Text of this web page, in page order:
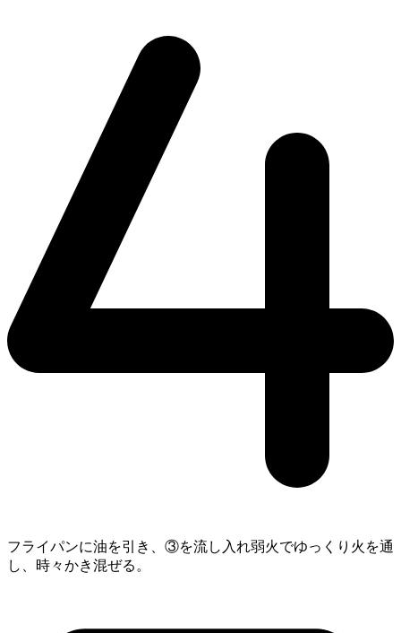
フライパンに油を引き、③を流し入れ弱火でゆっくり火を通
し、時々かき混ぜる。